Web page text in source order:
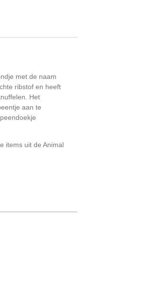
met de naam
ribstof en heeft
Het
aan te
items uit de Animal